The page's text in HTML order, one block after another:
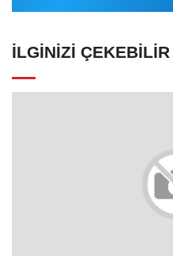
İLGINIZI ÇEKEBILIR